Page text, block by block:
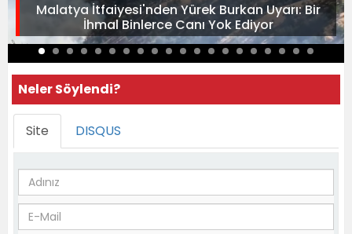
Malatya İtfaiyesi'nden Yürek Burkan Uyarı: Bir
İhmal Binlerce Canı Yok Ediyor
Neler Söylendi?
Site DISQUS